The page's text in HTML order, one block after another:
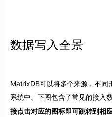
数据写入全景
MatrixDB可以将多个来源，不同
系统中。下图包含了常见的接入
接点击对应的图标即可跳转到相